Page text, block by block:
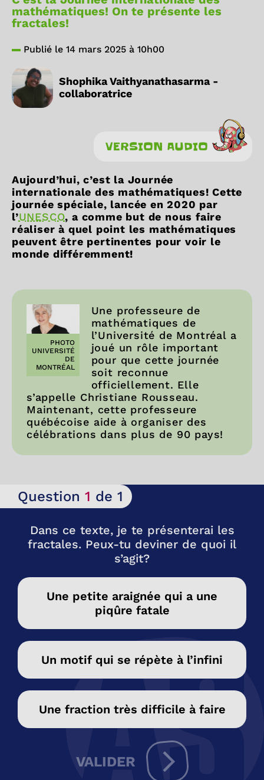
mathématiques! On te présente les
fractales!
Publié le 14 mars 2025 à 10h00
Shophika Vaithyanathasarma -
collaboratrice
VERSION AUDIO
Aujourd’hui, c’est la Journée
internationale des mathématiques! Cette
journée spéciale, lancée en 2020 par
l’UNESCO, a comme but de nous faire
réaliser à quel point les mathématiques
peuvent être pertinentes pour voir le
monde différemment!
PHOTO
UNIVERSITÉ
DE
MONTRÉAL
Une professeure de
mathématiques de
l’Université de Montréal a
joué un rôle important
pour que cette journée
soit reconnue
officiellement. Elle
s’appelle Christiane Rousseau.
Maintenant, cette professeure
québécoise aide à organiser des
célébrations dans plus de 90 pays!
Question 1 de 1
Dans ce texte, je te présenterai les
fractales. Peux-tu deviner de quoi il
s’agit?
Une petite araignée qui a une
piqûre fatale
Un motif qui se répète à l’infini
Une fraction très difficile à faire
VALIDER